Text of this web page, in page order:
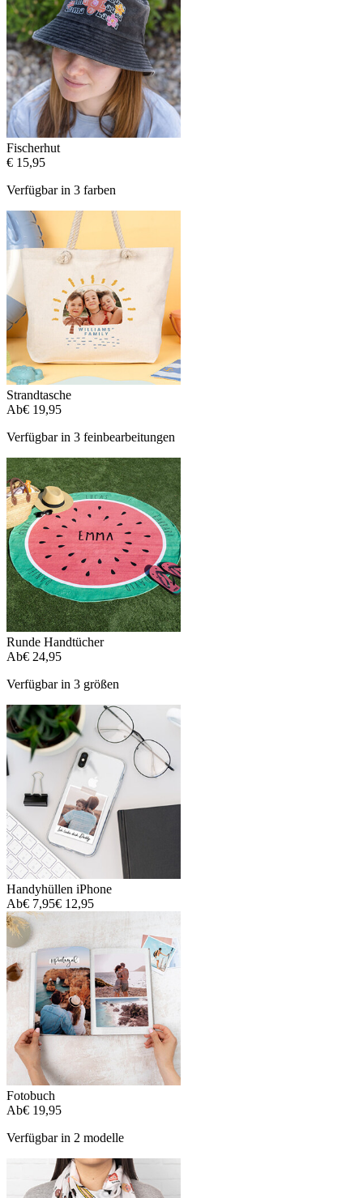
Fischerhut
€ 15,95
Verfügbar in 3 farben
Strandtasche
Ab€ 19,95
Verfügbar in 3 feinbearbeitungen
Runde Handtücher
Ab€ 24,95
Verfügbar in 3 größen
Handyhüllen iPhone
Ab€ 7,95€ 12,95
Fotobuch
Ab€ 19,95
Verfügbar in 2 modelle